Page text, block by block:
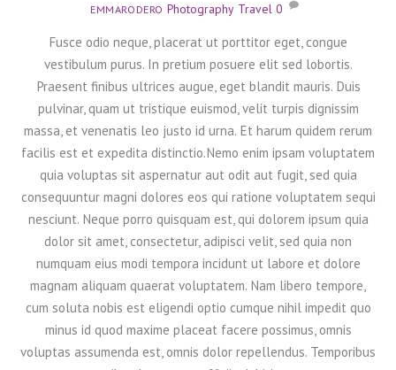
EMMARODERO Photography, Travel 0
Fusce odio neque, placerat ut porttitor eget, congue
vestibulum purus. In pretium posuere elit sed lobortis.
Praesent finibus ultrices augue, eget blandit mauris. Duis
pulvinar, quam ut tristique euismod, velit turpis dignissim
massa, et venenatis leo justo id urna. Et harum quidem rerum
facilis est et expedita distinctio.Nemo enim ipsam voluptatem
quia voluptas sit aspernatur aut odit aut fugit, sed quia
consequuntur magni dolores eos qui ratione voluptatem sequi
nesciunt. Neque porro quisquam est, qui dolorem ipsum quia
dolor sit amet, consectetur, adipisci velit, sed quia non
numquam eius modi tempora incidunt ut labore et dolore
magnam aliquam quaerat voluptatem. Nam libero tempore,
cum soluta nobis est eligendi optio cumque nihil impedit quo
minus id quod maxime placeat facere possimus, omnis
voluptas assumenda est, omnis dolor repellendus. Temporibus